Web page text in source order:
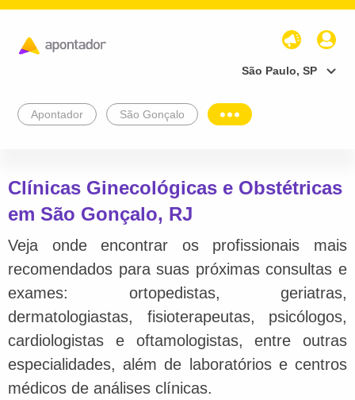
São Paulo, SP
Apontador São Gonçalo
Clínicas Ginecológicas e Obstétricas
em São Gonçalo, RJ
Veja onde encontrar os profissionais mais
recomendados para suas próximas consultas e
exames: ortopedistas, geriatras,
dermatologiastas, fisioterapeutas, psicólogos,
cardiologistas e oftamologistas, entre outras
especialidades, além de laboratórios e centros
médicos de análises clínicas.